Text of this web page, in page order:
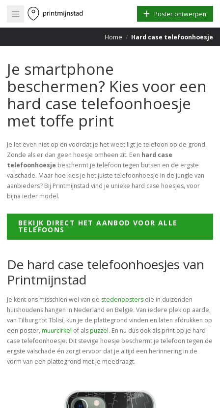
Open main menu Poster ontwerpen
Home / Hard case telefoonhoesje
Je smartphone
beschermen? Kies voor een
hard case telefoonhoesje
met toffe print
Je let even niet op en voordat je het weet ligt je telefoon op de grond.
Zonde als er dan geen hoesje omheen zit. Een hard case
telefoonhoesje beschermt je telefoon tegen butsen en de ergste
valschade. Maar hoe kies je het juiste telefoonhoesje in de jungle van
aanbieders? Bij Printmijnstad vind je unieke hard case hoesjes, voor
bijna ieder model.
BEKIJK DIRECT HET AANBOD VOOR ALLE
TELEFOONS
De hard case telefoonhoesjes van
Printmijnstad
Je kent ons misschien wel van de stedenposters die in duizenden
huishoudens hangen in Nederland en België. Van iedere plek op aarde,
van Tilburg tot Tblisí, kun je de plattegrond vinden en laten afdrukken op
een poster, muurcirkel of alspuzzel. En nu dus ook als print op je hard
case telefoonhoesje. Dit stevige hoesje beschermt je telefoon tegen de
ergste valschade én zorgt ervoor dat je altijd een herinnering in de
vorm van een plattegrond met je meedraagt.